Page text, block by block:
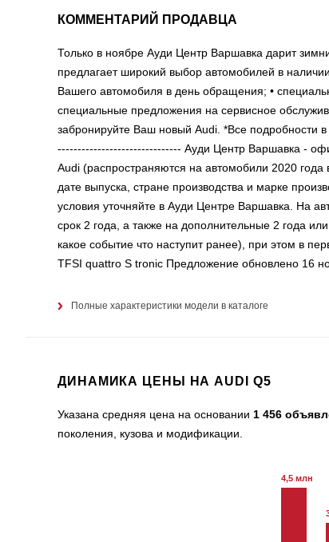
КОММЕНТАРИЙ ПРОДАВЦА
Только в ноябре Ауди Центр Варшавка дарит
предлагает широкий выбор автомобилей в
Вашего автомобиля в день обращения; •
специальные предложения на сервисное
забронируйте Ваш новый Audi. *Все
------------------------------- Ауди Центр Варшавка -
Audi (распространяются на автомобили 2020
дате выпуска, стране производства и марке
условия уточняйте в Ауди Центре Варшавка. На
срок 2 года, а также на дополнительные 2 года
какое событие что наступит ранее), при этом в
TFSI quattro S tronic Предложение обновлено 16
Полные характеристики модели в каталоге
ДИНАМИКА ЦЕНЫ НА AUDI Q5
Указана средняя цена на основании 1 456
поколения, кузова и модификации.
4,5 млн